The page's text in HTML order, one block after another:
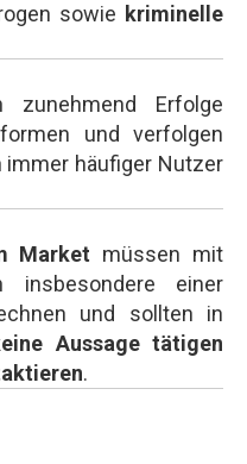
sowie kriminelle
zunehmend Erfolge
und verfolgen
immer häufiger Nutzer
Market müssen mit
insbesondere einer
und sollten in
Aussage tätigen
.